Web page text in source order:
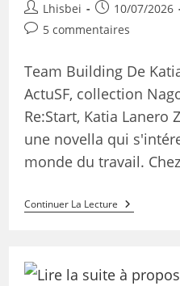
Lhisbei 10/07/2026
5 commentaires
Team Building De
ActuSF, collection
Re:Start, Katia Lanero
une novella qui
monde du travail.
Continuer La Lecture